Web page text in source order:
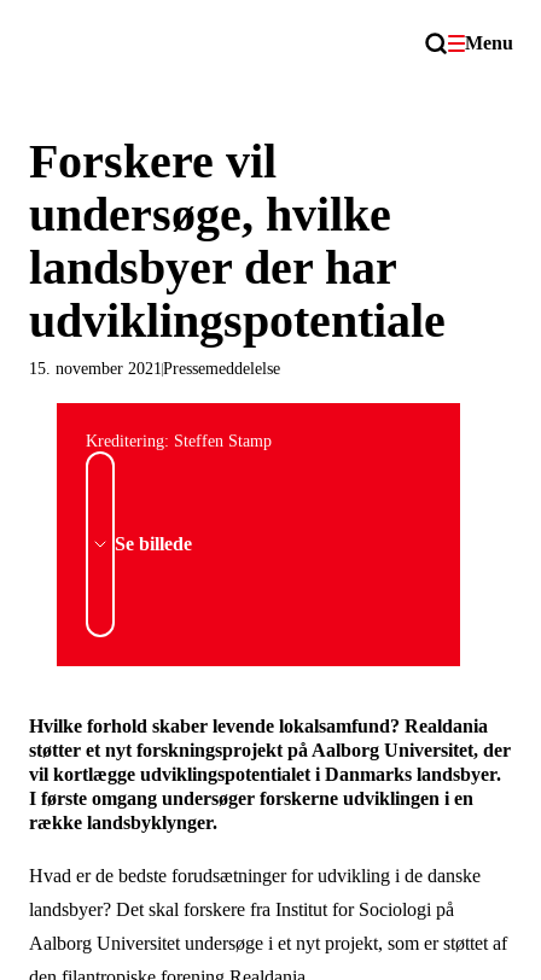
Menu
Forskere vil
undersøge, hvilke
landsbyer der har
udviklingspotentiale
Pressemeddelelse
15. november 2021
Kreditering: Steffen Stamp
Se billede
Hvilke forhold skaber levende lokalsamfund? Realdania
støtter et nyt forskningsprojekt på Aalborg Universitet, der
vil kortlægge udviklingspotentialet i Danmarks landsbyer.
I første omgang undersøger forskerne udviklingen i en
række landsbyklynger.
Hvad er de bedste forudsætninger for udvikling i de danske
landsbyer? Det skal forskere fra Institut for Sociologi på
Aalborg Universitet undersøge i et nyt projekt, som er støttet af